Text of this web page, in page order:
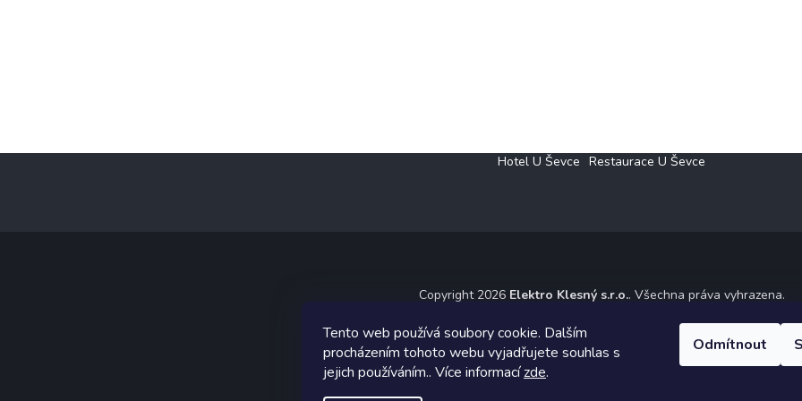
Tento web používá soubory cookie. Dalším
procházením tohoto webu vyjadřujete souhlas s
jejich používáním.. Více informacízde.
Odmítnout
Hotel U Ševce Restaurace U Ševce
Copyright 2026 Elektro Klesný s.r.o.. Všechna práva vyhrazena.
Tomáš Hlad&